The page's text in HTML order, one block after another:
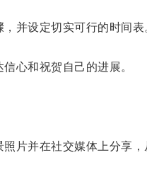
并设定切实可行的时间表
心和祝贺自己的进展。
并在社交媒体上分享，